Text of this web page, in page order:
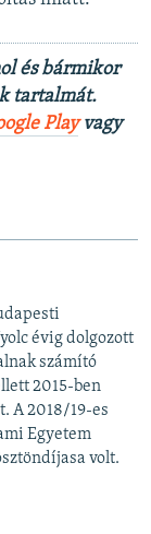
és bármikor
tartalmát.
Playvagy
évig dolgozott
számító
2015-ben
A 2018/19-es
Egyetem
volt.